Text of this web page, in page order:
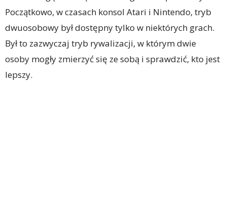
Początkowo, w czasach konsol Atari i Nintendo, tryb
dwuosobowy był dostępny tylko w niektórych grach.
Był to zazwyczaj tryb rywalizacji, w którym dwie
osoby mogły zmierzyć się ze sobą i sprawdzić, kto jest
lepszy.